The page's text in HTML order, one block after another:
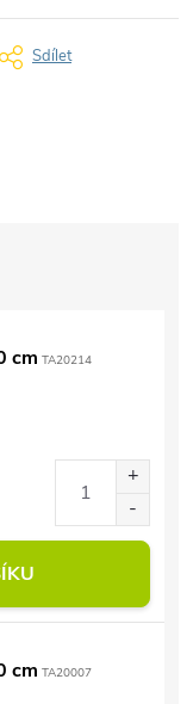
Sdílet
cm TA20214
cm TA20007